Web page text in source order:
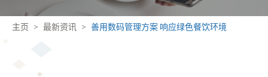
主页 最新资讯 善用数码管理方案 响应绿色餐饮环境